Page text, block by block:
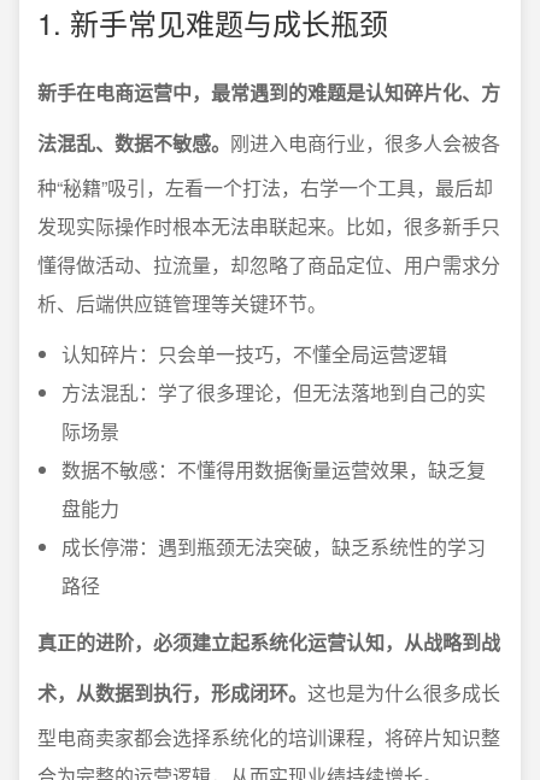
1. 新手常见难题与成长瓶颈
新手在电商运营中，最常遇到的难题是认知碎片化、方
法混乱、数据不敏感。 刚进入电商行业，很多人会被各
种“秘籍”吸引，左看一个打法，右学一个工具，最后却
发现实际操作时根本无法串联起来。比如，很多新手只
懂得做活动、拉流量，却忽略了商品定位、用户需求分
析、后端供应链管理等关键环节。
认知碎片：只会单一技巧，不懂全局运营逻辑
方法混乱：学了很多理论，但无法落地到自己的实
际场景
数据不敏感：不懂得用数据衡量运营效果，缺乏复
盘能力
成长停滞：遇到瓶颈无法突破，缺乏系统性的学习
路径
真正的进阶，必须建立起系统化运营认知，从战略到战
术，从数据到执行，形成闭环。 这也是为什么很多成长
型电商卖家都会选择系统化的培训课程，将碎片知识整